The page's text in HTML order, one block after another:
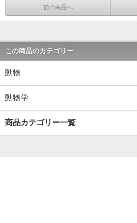
前の商品へ
この商品のカテゴリー
動物
動物学
商品カテゴリー一覧